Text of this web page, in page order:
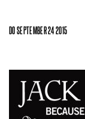
DO SEPTEMBER 24 2015